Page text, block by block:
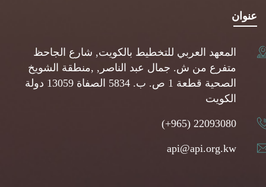
عنوان
المعهد العربي للتخطيط بالكويت, شارع الجاحظ
متفرع من ش. جمال عبد الناصر, ,منطقة الشويخ
الصحية قطعة 1 ص. ب. 5834 الصفاة 13059 دولة
الكويت
(+965) 22093080
api@api.org.kw